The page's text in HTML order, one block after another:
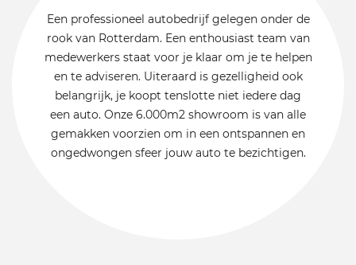
Een professioneel autobedrijf gelegen onder de
rook van Rotterdam. Een enthousiast team van
medewerkers staat voor je klaar om je te helpen
en te adviseren. Uiteraard is gezelligheid ook
belangrijk, je koopt tenslotte niet iedere dag
een auto. Onze 6.000m2 showroom is van alle
gemakken voorzien om in een ontspannen en
ongedwongen sfeer jouw auto te bezichtigen.